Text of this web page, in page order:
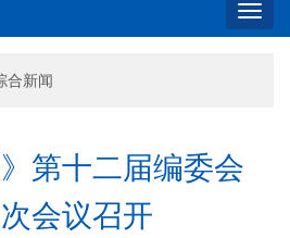
合新闻
》第十二届编委会
会议召开